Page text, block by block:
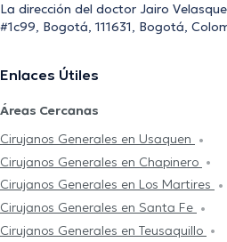
La dirección del doctor Jairo
#1c99, Bogotá, 111631, Bogotá,
Enlaces Útiles
Áreas Cercanas
Cirujanos Generales en Usaquen
Cirujanos Generales en Chapinero
Cirujanos Generales en Los Martires
Cirujanos Generales en Santa Fe
Cirujanos Generales en Teusaquillo